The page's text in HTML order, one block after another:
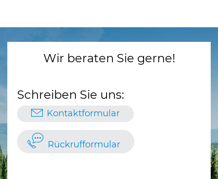
Wir beraten Sie gerne!
Schreiben Sie uns:
Kontaktformular
Rückrufformular